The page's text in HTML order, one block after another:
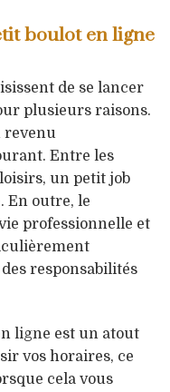
boulot en ligne
de se lancer
plusieurs raisons.
revenu
Entre les
un petit job
En outre, le
professionnelle et
responsabilités
ligne est un atout
vos horaires, ce
cela vous